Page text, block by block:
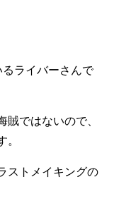
ライバーさんで
賊ではないので、
。
ストメイキングの